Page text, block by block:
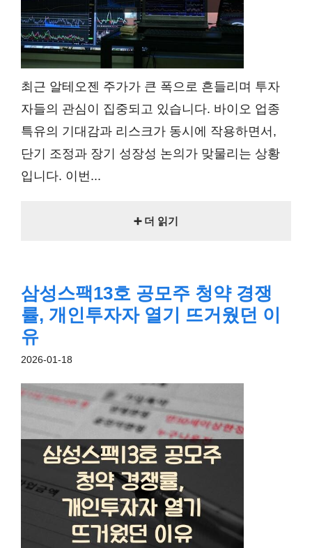
최근 알테오젠 주가가 큰 폭으로 흔들리며 투자
자들의 관심이 집중되고 있습니다. 바이오 업종
특유의 기대감과 리스크가 동시에 작용하면서,
단기 조정과 장기 성장성 논의가 맞물리는 상황
입니다. 이번...
➕ 더 읽기
삼성스팩13호 공모주 청약 경쟁
률, 개인투자자 열기 뜨거웠던 이
유
2026-01-18